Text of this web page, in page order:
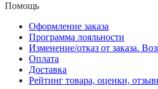
Помощь
Оформление заказа
Программа лояльности
Изменение/отказ от заказа.
Оплата
Доставка
Рейтинг товара, оценки,